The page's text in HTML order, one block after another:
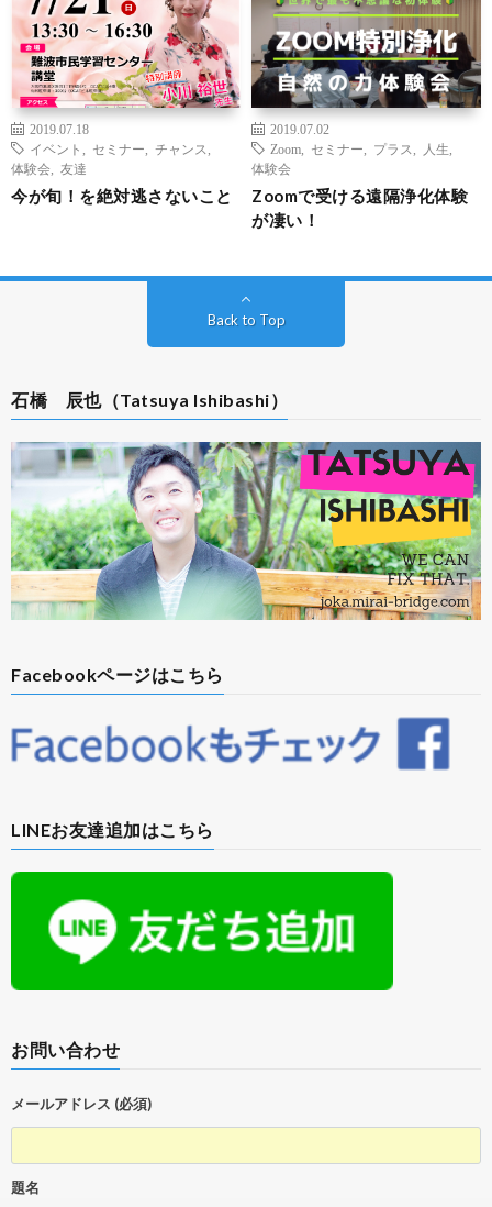
2019.07.18
イベント
セミナー チャンス
体験会
友達
今が旬！を絶対逃さないこと
2019.07.02
Zoom
セミナー プラス 人生
体験会
Zoomで受ける遠隔浄化体験
が凄い！
Back to Top
石橋 辰也（Tatsuya Ishibashi）
Facebookページはこちら
LINEお友達追加はこちら
お問い合わせ
メールアドレス (必須)
題名